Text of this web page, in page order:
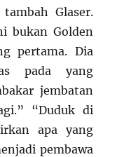
Glaser.
bukan Golden
pertama. Dia
pada yang
jembatan
“Duduk di
apa yang
pembawa